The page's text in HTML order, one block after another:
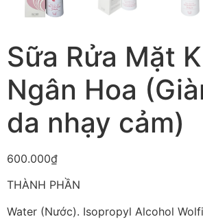
Sữa Rửa Mặt
Ngân Hoa
da nhạy cảm)
600.000₫
THÀNH PHẦN
Water (Nước). Isopropyl Alcohol